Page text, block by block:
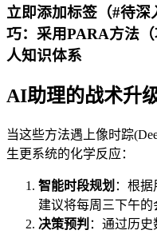
立即添加标签（#待深
巧：采用PARA方法
人知识体系
AI助理的战术升
当这些方法遇上像时踪
生更系统的化学反应：
智能时段规划 ：根
建议将每周三下午
决策预判 ：通过历